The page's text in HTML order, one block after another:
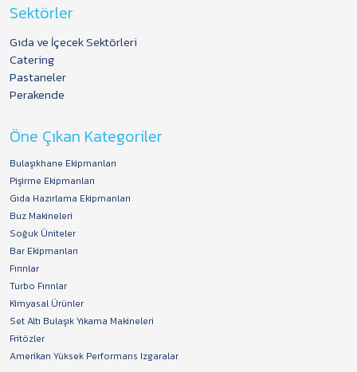
Sektörler
Gıda ve İçecek Sektörleri
Catering
Pastaneler
Perakende
Öne Çıkan Kategoriler
Bulaşıkhane Ekipmanları
Pişirme Ekipmanları
Gıda Hazırlama Ekipmanları
Buz Makineleri
Soğuk Üniteler
Bar Ekipmanları
Fırınlar
Turbo Fırınlar
Kimyasal Ürünler
Set Altı Bulaşık Yıkama Makineleri
Fritözler
Amerikan Yüksek Performans Izgaralar